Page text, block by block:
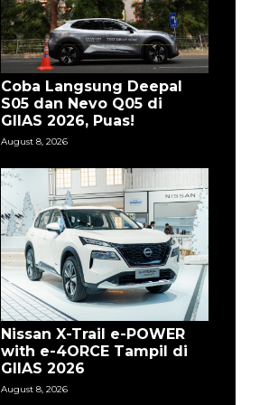
Coba Langsung Deepal
S05 dan Nevo Q05 di
GIIAS 2026, Puas!
August 8, 2026
Nissan X-Trail e-POWER
with e-4ORCE Tampil di
GIIAS 2026
August 8, 2026